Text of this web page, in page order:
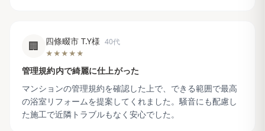
🏢 四條畷市 T.Y様 40代
★★★★★
管理規約内で綺麗に仕上がった
マンションの管理規約を確認した上で、できる範囲で最高
の浴室リフォームを提案してくれました。騒音にも配慮し
た施工で近隣トラブルもなく安心でした。